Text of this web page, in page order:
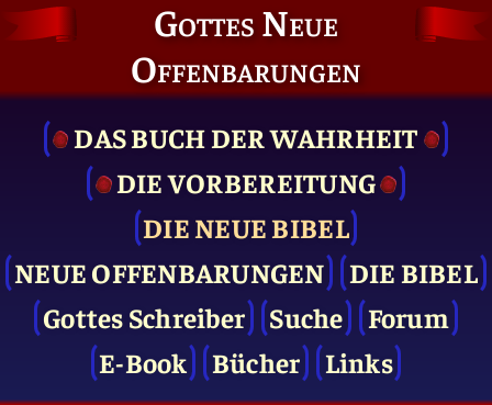
Gottes Neue
Offenbarungen
DAS BUCH DER WAHRHEIT
DIE VOR­BEREITUNG
DIE NEUE BIBEL
NEUE OFFENBARUNGEN
DIE BIBEL
Gottes Schreiber
Suche
Forum
E-Book
Bücher Links